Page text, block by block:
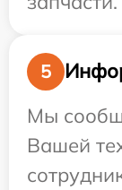
5
Мы
Вашей